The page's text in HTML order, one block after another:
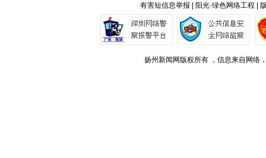
有害短信息举报 | 阳光·绿色网络工程 |
扬州新闻网版权所有 ，信息来自网络